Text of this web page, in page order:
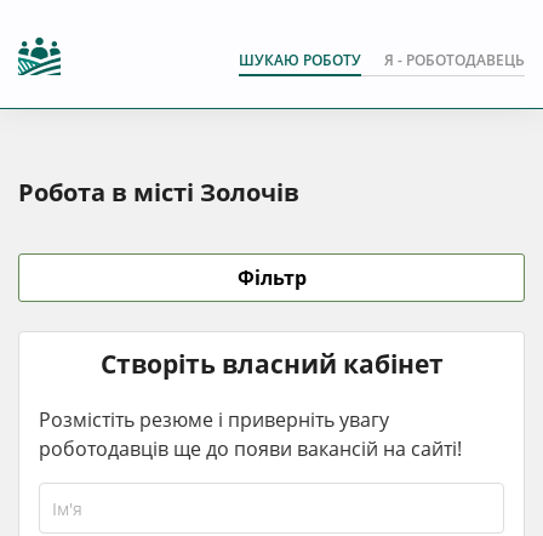
ШУКАЮ РОБОТУ Я - РОБОТОДАВЕЦЬ
Робота в місті Золочів
Фільтр
Створіть власний кабінет
Розмістіть резюме і приверніть увагу
роботодавців ще до появи вакансій на сайті!